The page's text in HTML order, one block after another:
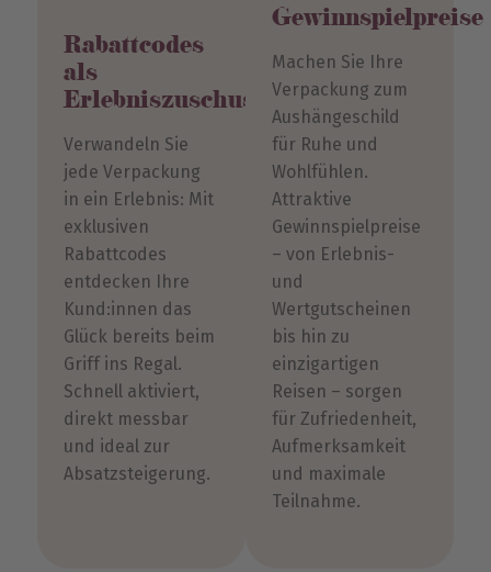
Rabattcodes
als
Erlebniszuschuss
Verwandeln Sie
jede Verpackung
in ein Erlebnis: Mit
exklusiven
Rabattcodes
entdecken Ihre
Kund:innen das
Glück bereits beim
Griff ins Regal.
Schnell aktiviert,
direkt messbar
und ideal zur
Absatzsteigerung.
Gewinnspielpreise
Machen Sie Ihre
Verpackung zum
Aushängeschild
für Ruhe und
Wohlfühlen.
Attraktive
Gewinnspielpreise
– von Erlebnis-
und
Wertgutscheinen
bis hin zu
einzigartigen
Reisen – sorgen
für Zufriedenheit,
Aufmerksamkeit
und maximale
Teilnahme.